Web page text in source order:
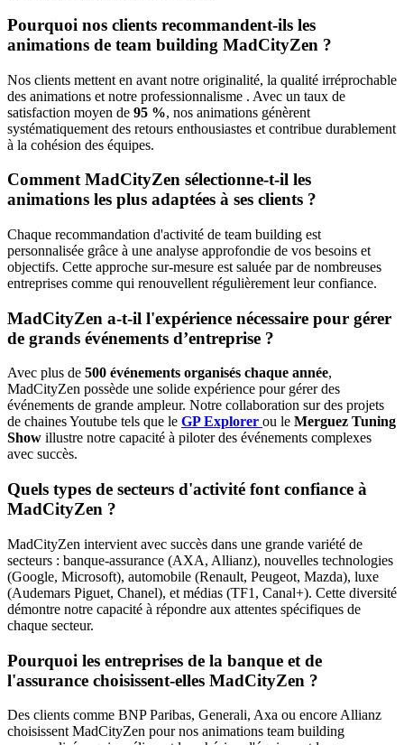
Pourquoi nos clients recommandent-ils les
animations de team building MadCityZen ?
Nos clients mettent en avant notre originalité, la qualité irréprochable
des animations et notre professionnalisme . Avec un taux de
satisfaction moyen de 95 %, nos animations génèrent
systématiquement des retours enthousiastes et contribue durablement
à la cohésion des équipes.
Comment MadCityZen sélectionne-t-il les
animations les plus adaptées à ses clients ?
Chaque recommandation d'activité de team building est
personnalisée grâce à une analyse approfondie de vos besoins et
objectifs. Cette approche sur-mesure est saluée par de nombreuses
entreprises comme qui renouvellent régulièrement leur confiance.
MadCityZen a-t-il l'expérience nécessaire pour gérer
de grands événements d’entreprise ?
Avec plus de 500 événements organisés chaque année,
MadCityZen possède une solide expérience pour gérer des
événements de grande ampleur. Notre collaboration sur des projets
de chaines Youtube tels que le GP Explorer ou le Merguez Tuning
Show illustre notre capacité à piloter des événements complexes
avec succès.
Quels types de secteurs d'activité font confiance à
MadCityZen ?
MadCityZen intervient avec succès dans une grande variété de
secteurs : banque-assurance (AXA, Allianz), nouvelles technologies
(Google, Microsoft), automobile (Renault, Peugeot, Mazda), luxe
(Audemars Piguet, Chanel), et médias (TF1, Canal+). Cette diversité
démontre notre capacité à répondre aux attentes spécifiques de
chaque secteur.
Pourquoi les entreprises de la banque et de
l'assurance choisissent-elles MadCityZen ?
Des clients comme BNP Paribas, Generali, Axa ou encore Allianz
choisissent MadCityZen pour nos animations team building